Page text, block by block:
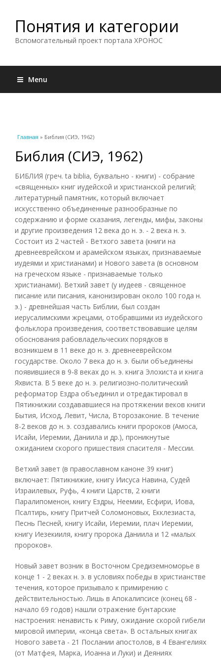
Понятия и категории
Вспомогательный проект портала ХРОНОС
Menu
Вы здесь
Главная » Библия (СИЭ, 1962)
Библия (СИЭ, 1962)
БИБЛИЯ (греч. ta biblia, буквально - книги) - собрание
«священных» книг иудейской и христианской религий;
литературный памятник, который включает
искусственно объединенные разнообразные по
содержанию и форме сказания, легенды, мифы, законы
и другие произведения 12 века до н. э. - 2 века н. э.
Состоит из 2 частей - Ветхого завета (книги на
древнееврейском и арамейском языках, признаваемые
иудеями и христианами) и Нового завета (в основном
на греческом языке - признаваемые только
христианами). Ветхий завет (у иудеев - священное
писание или писания, канонизирован около 100 года н.
э.) - древнейшая часть Библии, был создан
иерусалимскими жрецами, отобравшими из иудейского
фольклора произведения, соответствовавшие целям
обоснования рабовладельческих порядков в
возникшем в 11 веке до н. э. древнееврейском
государстве. Около 7 века до н. э. были объединены
появившиеся в 9-8 веках до н. э. книга Элохиста и книга
Яхвиста. В 5 веке до н. э. религиозно-политический
реформатор Ездра объединил и отредактировал в
Пятикнижии создававшиеся на протяжении веков книги
Бытия, Исход, Левит, Числа, Второзаконие. В течение
8-2 веков до н. э. создавались книги пророков (Амоса,
Исайи, Иеремии, Даниила и др.), проникнутые
ожиданием скорого пришествия спасителя - Мессии.
Ветхий завет (в православном каноне 39 книг)
включает: Пятикнижие, книгу Иисуса Навина, Судей
Израилевых, Руфь, 4 книги Царств, 2 книги
Паралипоменон, книгу Ездры, Неемии, Есфири, Иова,
Псалтирь, книгу Притчей Соломоновых, Екклезиаста,
Песнь Песней, книгу Исайи, Иеремии, плач Иеремии,
книгу Иезекииля, книгу пророка Даниила и 12 «малых
пророков».
Новый завет возник в Восточном Средиземноморье в
конце 1 - 2 веках н. э. в условиях победы в христианстве
течения, которое призывало к примирению с
действительностью. Лишь в Апокалипсисе (конец 68 -
начало 69 годов) нашли отражение бунтарские
настроения: ненависть к Риму, ожидание скорой гибели
мировой империи, «конца света». В остальных книгах
Нового завета - 21 Послании апостолов, в 4 Евангелиях
(от Матфея, Марка, Иоанна и Луки) и Деяниях